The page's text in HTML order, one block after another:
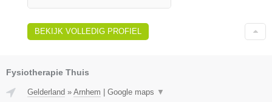
BEKIJK VOLLEDIG PROFIEL
Fysiotherapie Thuis
Gelderland » Arnhem | Google maps ▼